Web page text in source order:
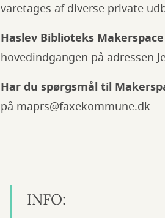
varetages af diverse private
Haslev Biblioteks
hovedindgangen på adressen
Har du spørgsmål til
på maprs@faxekommune.dk¨
INFO: